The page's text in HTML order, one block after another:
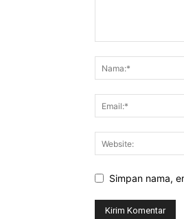
Simpan nama,